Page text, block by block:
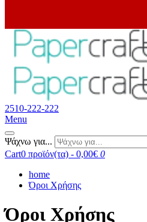
2510-222-222
Menu
Ψάχνω για...
Cart0 προϊόν(τα) - 0,00€ 0
home
Όροι Χρήσης
Όροι Χρήσης